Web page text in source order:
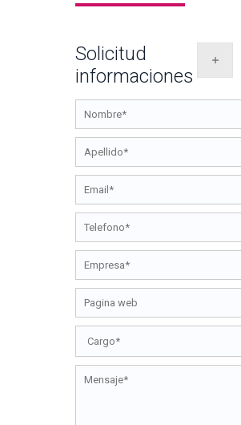
Solicitud
informaciones